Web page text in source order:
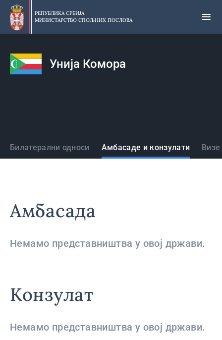
Прескочи
главни
део
РЕПУБЛИКА СРБИЈА
МИНИСТАРСТВО СПОЉНИХ ПОСЛОВА
Унија Комора
Државе
Билатерални односи Амбасаде и конзулати
Амбасада
Немамо представништва у овој држави.
Конзулат
Немамо представништва у овој држави.